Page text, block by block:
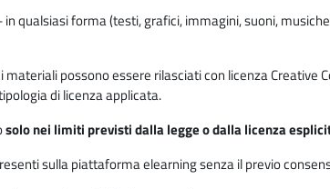
forma (testi, grafici, immagini, suoni,
possono essere rilasciati con licenza
di licenza applicata.
solo nei limiti previsti dalla legge o dalla licenza
sulla piattaforma elearning senza il previo